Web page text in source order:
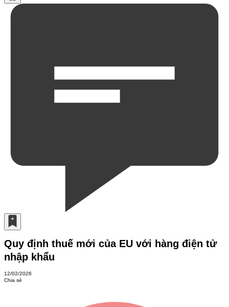
Quy định thuế mới của EU với hàng điện tử
nhập khẩu
12/02/2026
Chia sẻ